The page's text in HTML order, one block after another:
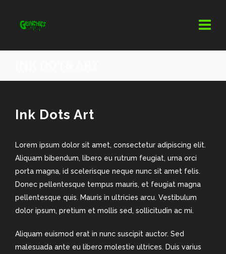
Ink Dots Art
Lorem ipsum dolor sit amet, consectetur adipiscing elit.
Aliquam bibendum, libero eu rutrum feugiat, urna orci
porta magna, id scelerisque neque nunc sit amet felis.
Donec pellentesque tempus mauris, et feugiat magna
pellentesque quis. Mauris in ultricies arcu. Vestibulum
dolor ipsum, pretium et mollis sed, sollicitudin ac mi.
Aliquam euismod erat in nunc suscipit auctor. Sed
malesuada ante eu libero molestie ultrices. Duis varius